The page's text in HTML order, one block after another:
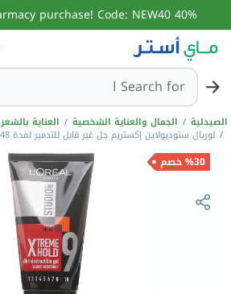
40% off 1st online pharmacy purchase! Code: NEW40
Search for البحث عن مزيل
الصيدلية / الجمال والعناية الشخصية / العناية بالشعر
/ لوريال ستوديولاين إكستريم جل غير قابل للتدمير لمدة 48 ساعة 150 مل
%30 خصم